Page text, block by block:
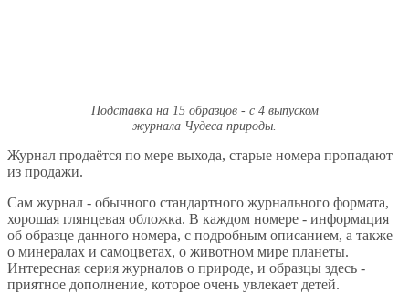
Подставка на 15 образцов - с 4 выпуском
журнала Чудеса природы.
Журнал продаётся по мере выхода, старые номера пропадают
из продажи.
Сам журнал - обычного стандартного журнального формата,
хорошая глянцевая обложка. В каждом номере - информация
об образце данного номера, с подробным описанием, а также
о минералах и самоцветах, о животном мире планеты.
Интересная серия журналов о природе, и образцы здесь -
приятное дополнение, которое очень увлекает детей.